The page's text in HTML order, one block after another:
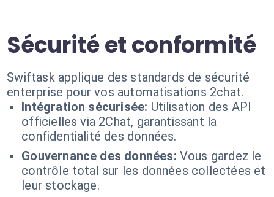
Sécurité et conformité
Swiftask applique des standards de sécurité
enterprise pour vos automatisations 2chat.
Intégration sécurisée: Utilisation des API
officielles via 2Chat, garantissant la
confidentialité des données.
Gouvernance des données: Vous gardez le
contrôle total sur les données collectées et
leur stockage.